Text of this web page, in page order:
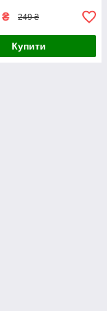
₴ 249 ₴
Купити